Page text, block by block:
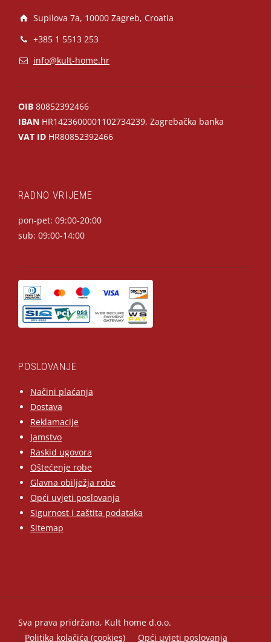
Supilova 7a, 10000 Zagreb, Croatia
+385 1 5513 253
info@kult-home.hr
OIB 80852392466
IBAN HR1423600001102734239, Zagrebačka banka
VAT ID HR80852392466
RADNO VRIJEME
pon-pet: 09:00-20:00
sub: 09:00-14:00
POSLOVANJE
Načini plaćanja
Dostava
Reklamacije
Jamstvo
Raskid ugovora
Oštećenje robe
Glavna obilježja robe
Opći uvjeti poslovanja
Sigurnost i zaštita podataka
Sitemap
Sva prava pridržana, Kult home d.o.o.
Politika kolačića (cookies)
Opći uvjeti poslovanja